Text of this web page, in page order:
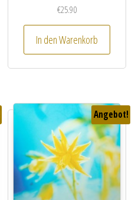
€25.90
In den Warenkorb
Angebot!